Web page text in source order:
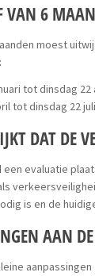
VAN 6
moest
tot dinsdag
tot dinsdag 22
DAT DE
evaluatie
is en de
AAN